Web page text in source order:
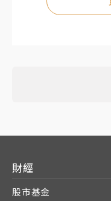
財經
股市基金